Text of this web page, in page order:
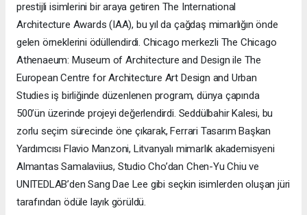
prestijli isimlerini bir araya getiren The International
Architecture Awards (IAA), bu yıl da çağdaş mimarlığın önde
gelen örneklerini ödüllendirdi. Chicago merkezli The Chicago
Athenaeum: Museum of Architecture and Design ile The
European Centre for Architecture Art Design and Urban
Studies iş birliğinde düzenlenen program, dünya çapında
500’ün üzerinde projeyi değerlendirdi. Seddülbahir Kalesi, bu
zorlu seçim sürecinde öne çıkarak, Ferrari Tasarım Başkan
Yardımcısı Flavio Manzoni, Litvanyalı mimarlık akademisyeni
Almantas Samalaviius, Studio Cho’dan Chen-Yu Chiu ve
UNITEDLAB’den Sang Dae Lee gibi seçkin isimlerden oluşan jüri
tarafından ödüle layık görüldü.